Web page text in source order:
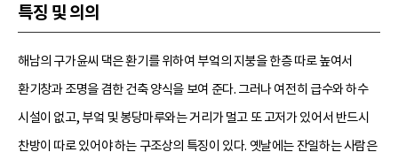
특징 및 의의
해남의 구가윤씨 댁은 환기를 위하여 부엌의 지붕을 한층 따로 높여서
환기창과 조명을 겸한 건축 양식을 보여 준다. 그러나 여전히 급수와 하수
시설이 없고, 부엌 및 봉당마루와는 거리가 멀고 또 고저가 있어서 반드시
찬방이 따로 있어야 하는 구조상의 특징이 있다. 옛날에는 잔일하는 사람은